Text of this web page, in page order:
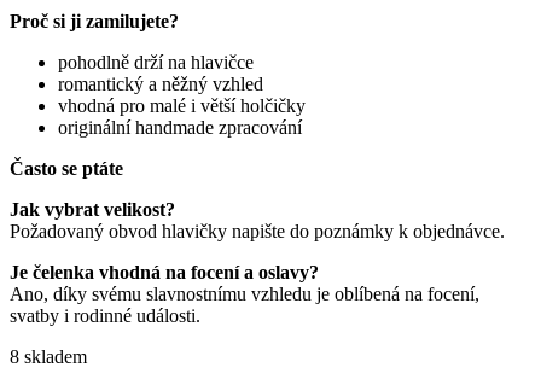
Proč si ji zamilujete?
pohodlně drží na hlavičce
romantický a něžný vzhled
vhodná pro malé i větší holčičky
originální handmade zpracování
Často se ptáte
Jak vybrat velikost?
Požadovaný obvod hlavičky napište do poznámky k objednávce.
Je čelenka vhodná na focení a oslavy?
Ano, díky svému slavnostnímu vzhledu je oblíbená na focení,
svatby i rodinné události.
8 skladem